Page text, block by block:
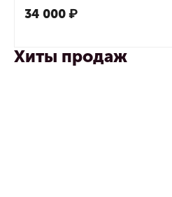
34 000₽
Хиты продаж